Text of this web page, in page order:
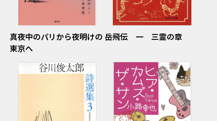
真夜中のパリから夜明けの
東京へ
岳飛伝 一 三霊の章